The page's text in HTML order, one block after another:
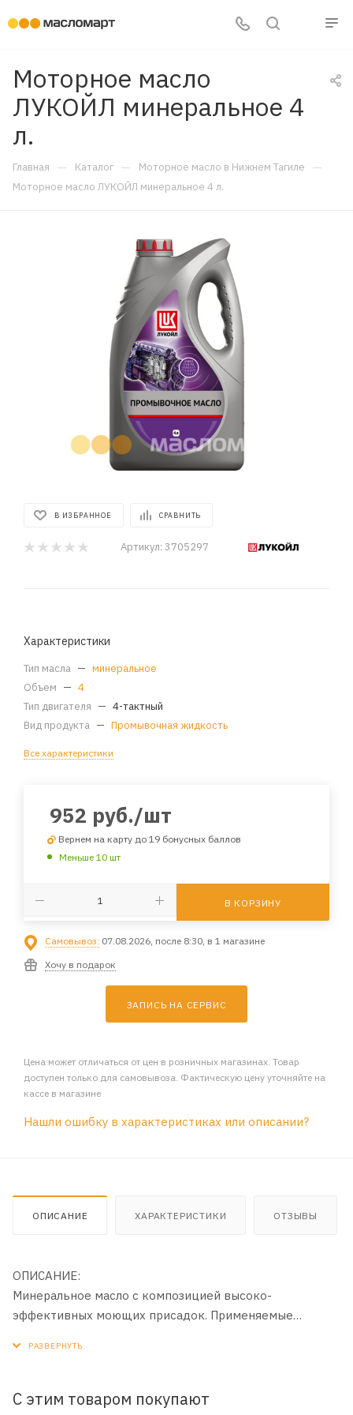
Моторное масло
ЛУКОЙЛ минеральное 4
л.
Главная — Каталог — Моторное масло в Нижнем Тагиле —
Моторное масло ЛУКОЙЛ минеральное 4 л.
В ИЗБРАННОЕ СРАВНИТЬ
Артикул: 3705297
Характеристики
Тип масла — минеральное
Объем — 4
Тип двигателя — 4-тактный
Вид продукта — Промывочная жидкость
Все характеристики
952 руб./шт
Вернем на карту до 19 бонусных баллов
Меньше 10 шт
В КОРЗИНУ
Самовывоз: 07.08.2026, после 8:30, в 1 магазине
Хочу в подарок
ЗАПИСЬ НА СЕРВИС
Цена может отличаться от цен в розничных магазинах. Товар
доступен только для самовывоза. Фактическую цену уточняйте на
кассе в магазине
Нашли ошибку в характеристиках или описании?
ОПИСАНИЕ ХАРАКТЕРИСТИКИ ОТЗЫВЫ
ОПИСАНИЕ:
Минеральное масло с композицией высоко-
эффективных моющих присадок. Применяемые
ПРИМЕНЕНИЕ:
С этим товаром покупают